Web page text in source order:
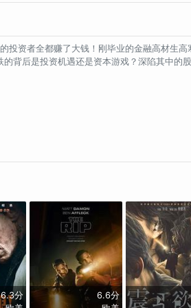
投资者全都赚了大钱！刚毕业的金融高材生
背后是投资机遇还是资本游戏？深陷其中的
6.3分
6.6分